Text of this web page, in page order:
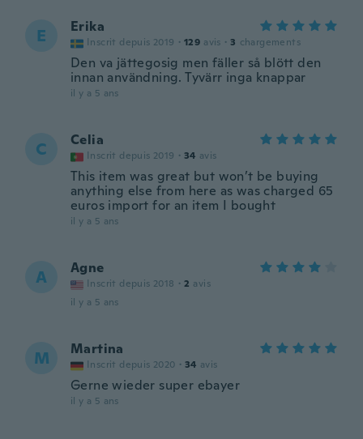
E Erika
Inscrit depuis 2019 · 129 avis · 3 chargements
Den va jättegosig men fäller så blött den
innan användning. Tyvärr inga knappar
il y a 5 ans
C Celia
Inscrit depuis 2019 · 34 avis
This item was great but won’t be buying
anything else from here as was charged 65
euros import for an item I bought
il y a 5 ans
A Agne
Inscrit depuis 2018 · 2 avis
il y a 5 ans
M Martina
Inscrit depuis 2020 · 34 avis
Gerne wieder super ebayer
il y a 5 ans